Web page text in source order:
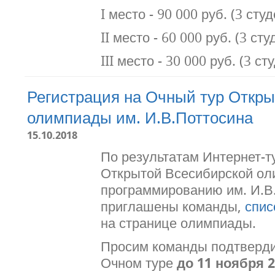
I место - 90 000 руб. (3
II место - 60 000 руб. (3
III место - 30 000 руб. (3
Регистрация на Очный тур
олимпиады им. И.В.Поттосина
15.10.2018
По результатам Интернет-
Открытой Всесибирской
программированию им.
приглашены команды,
на странице олимпиады.
Просим команды
Очном туре до 11 ноября